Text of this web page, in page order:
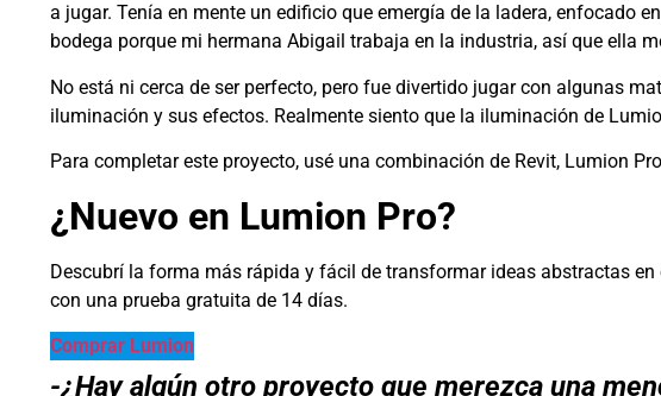
a jugar. Tenía en mente un edificio que emergía de la ladera, enfocado
bodega porque mi hermana Abigail trabaja en la industria, así que ella
No está ni cerca de ser perfecto, pero fue divertido jugar con algunas
iluminación y sus efectos. Realmente siento que la iluminación de
Para completar este proyecto, usé una combinación de Revit, Lumion
¿Nuevo en Lumion Pro?
Descubrí la forma más rápida y fácil de transformar ideas abstractas
con una prueba gratuita de 14 días.
Comprar Lumion
-¿Hay algún otro proyecto que merezca una